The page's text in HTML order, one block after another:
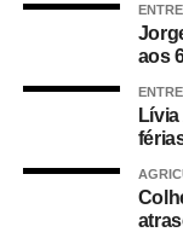
Um grande
avaliou
pessoas e
força muscular e
Os resultados
quanto a
um risco maior
aos